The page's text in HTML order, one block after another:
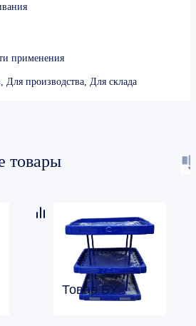
применения
Для производства, Для склада
товары
Товар БУ